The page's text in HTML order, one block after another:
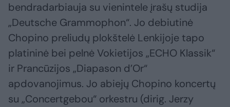
bendradarbiauja su vienintele įrašų studija
„Deutsche Grammophon“. Jo debiutinė
Chopino preliudų plokštelė Lenkijoje tapo
platininė bei pelnė Vokietijos „ECHO Klassik“
ir Prancūzijos „Diapason d’Or“
apdovanojimus. Jo abiejų Chopino koncertų
su „Concertgebou“ orkestru (dirig. Jerzy